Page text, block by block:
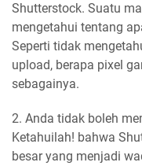
Shutterstock. Suatu
mengetahui tentang
Seperti tidak
upload, berapa pixel
sebagainya.
2. Anda tidak boleh
Ketahuilah! bahwa
besar yang menjadi